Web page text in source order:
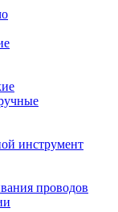
инструмент
проводов